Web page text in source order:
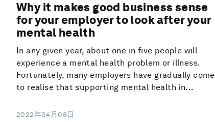
Why it makes good business sense
for your employer to look after your
mental health
In any given year, about one in five people will
experience a mental health problem or illness.
Fortunately, many employers have gradually come
to realise that supporting mental health in...
2022年04月08日